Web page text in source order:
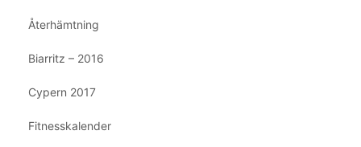
Återhämtning
Biarritz – 2016
Cypern 2017
Fitnesskalender